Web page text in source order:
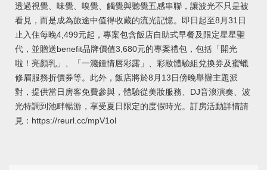
透過視覺、味覺、嗅覺、觸覺與聽覺五感串聯，讓波光不只是被
看見，而是成為旅途中值得收藏的流光記憶。即日起至8月31日
止入住每晚4,499元起，專案包含飯店自助式早餐及限定星星聖
代，並贈送benefit品牌價值3,680元的專案禮包，包括「開光
啦！亮顏乳」、「一濺鍾情唇彩露」、彩妝體驗組兌換券及蜜蠟
修眉服務折價券等。此外，飯店將於8月13日傍晚舉辦主題派
對，提供當日房客免費參與，體驗從美妝服務、DJ音浪演奏、波
光特調到池畔暢游，享受夏日限定的度假時光。訂房活動詳情請
見：https://reurl.cc/mpV1ol